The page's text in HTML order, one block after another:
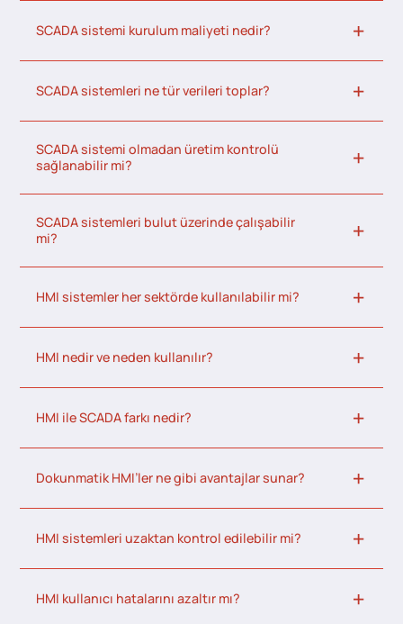
SCADA sistemi kurulum maliyeti nedir?
SCADA sistemleri ne tür verileri toplar?
SCADA sistemi olmadan üretim kontrolü
sağlanabilir mi?
SCADA sistemleri bulut üzerinde çalışabilir
mi?
HMI sistemler her sektörde kullanılabilir mi?
HMI nedir ve neden kullanılır?
HMI ile SCADA farkı nedir?
Dokunmatik HMI’ler ne gibi avantajlar sunar?
HMI sistemleri uzaktan kontrol edilebilir mi?
HMI kullanıcı hatalarını azaltır mı?